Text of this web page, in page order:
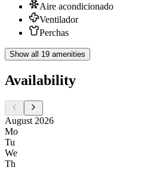
Aire acondicionado
Ventilador
Perchas
Show all 19 amenities
Availability
August 2026
Mo
Tu
We
Th